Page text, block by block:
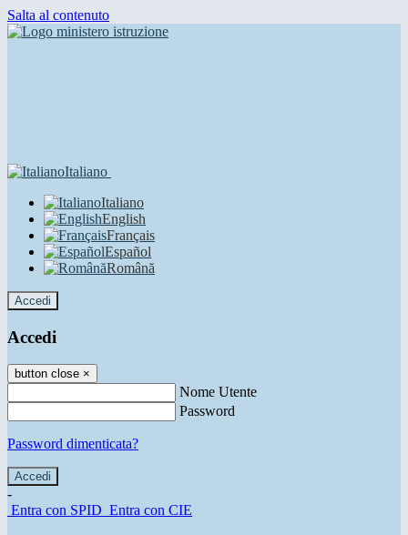
Salta al contenuto
Italiano
Italiano
English
Français
Español
Română
Accedi
Accedi
button close ×
Nome Utente
Password
Password dimenticata?
-
Entra con SPID Entra con CIE